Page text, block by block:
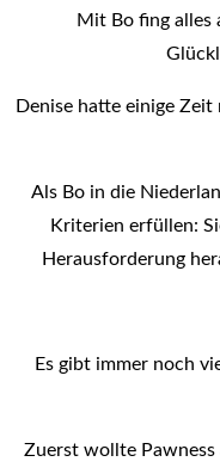
Mit Bo fing alles
Denise hatte einige
Als Bo in die
Kriterien erfüllen:
Herausforderung
Es gibt immer noch
Zuerst wollte Pawness